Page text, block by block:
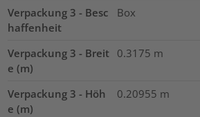
Verpackung 3 - Besc
haffenheit
Box
Verpackung 3 - Breit
e (m)
0.3175 m
Verpackung 3 - Höh
e (m)
0.20955 m